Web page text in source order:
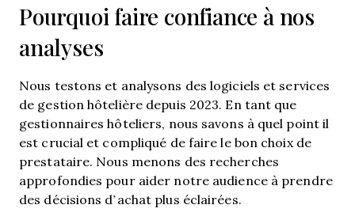
Pourquoi faire confiance à nos
analyses
Nous testons et analysons des logiciels et services
de gestion hôtelière depuis 2023. En tant que
gestionnaires hôteliers, nous savons à quel point il
est crucial et compliqué de faire le bon choix de
prestataire. Nous menons des recherches
approfondies pour aider notre audience à prendre
des décisions d’achat plus éclairées.